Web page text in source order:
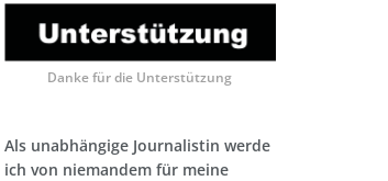
Danke für die Unterstützung
Als unabhängige Journalistin werde
ich von niemandem für meine